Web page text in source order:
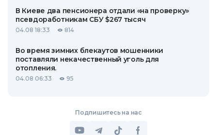
В Киеве два пенсионера отдали «на проверку»
псевдоработникам СБУ $267 тысяч
04.08 18:33 814
Во время зимних блекаутов мошенники
поставляли некачественный уголь для
отопления.
04.08 06:33 95
Подпишитесь на нас